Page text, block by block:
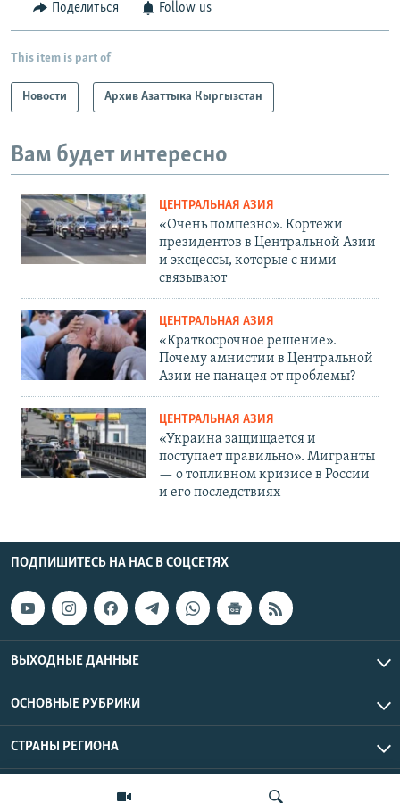
Поделиться Follow us
This item is part of
Новости Архив Азаттыка Кыргызстан
Вам будет интересно
ЦЕНТРАЛЬНАЯ АЗИЯ
«Очень помпезно». Кортежи
президентов в Центральной Азии
и эксцессы, которые с ними
связывают
ЦЕНТРАЛЬНАЯ АЗИЯ
«Краткосрочное решение».
Почему амнистии в Центральной
Азии не панацея от проблемы?
ЦЕНТРАЛЬНАЯ АЗИЯ
«Украина защищается и
поступает правильно». Мигранты
— о топливном кризисе в России
и его последствиях
ПОДПИШИТЕСЬ НА НАС В СОЦСЕТЯХ
ВЫХОДНЫЕ ДАННЫЕ
ОСНОВНЫЕ РУБРИКИ
СТРАНЫ РЕГИОНА
Азаттык Азия © 2026 RFE/RL, Inc. | Все права защищены.